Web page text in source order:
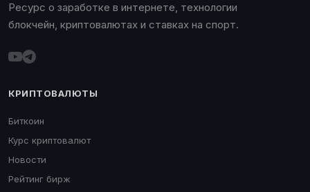
Ресурс о заработке в интернете, технологии
блокчейн, криптовалютах и ставках на спорт.
КРИПТОВАЛЮТЫ
Биткоин
Курс криптовалют
Новости
Рейтинг бирж